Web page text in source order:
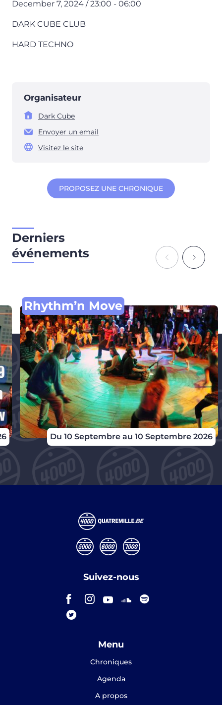
December 7, 2024 / 23:00 - 06:00
DARK CUBE CLUB
HARD TECHNO
Organisateur
Dark Cube
Envoyer un email
Visitez le site
PROPOSEZ UNE CHRONIQUE
Derniers
événements
Du 10 Septembre au 10 Septembre 2026
Rhythm’n Move
Suivez-nous
Menu
Chroniques
Agenda
A propos